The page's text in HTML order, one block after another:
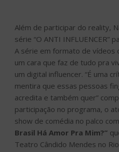
Além de participar do reality,
série “O ANTI INFLUENCER”
A série em formato de vídeos
um cara que faz de tudo pra
um digital influencer. “É uma
mentira que essas pessoas
acredita e também quer”
participação no programa, o
show de comédia no palco
Brasil Há Amor Pra Mim?”
Teatro Cândido Mendes no